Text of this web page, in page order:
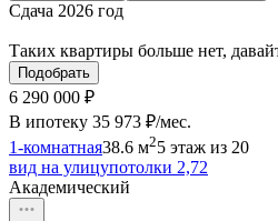
Сдача 2026 год
Таких квартиры больше нет,
Подобрать
6 290 000 ₽
В ипотеку 35 973 ₽/мес.
1-комнатная38.6 м25 этаж из 20
вид на улицупотолки 2,72
Академический